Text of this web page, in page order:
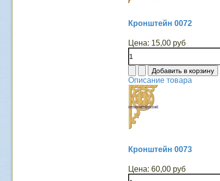
Кронштейн 0072
Цена: 15,00 руб
Описание товара
Кронштейн 0073
Цена: 60,00 руб